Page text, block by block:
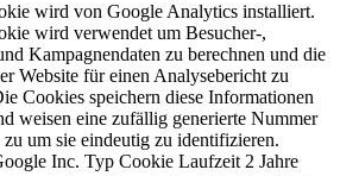
wird von Google Analytics installiert.
wird verwendet um Besucher-,
Kampagnendaten zu berechnen und die
Website für einen Analysebericht zu
Cookies speichern diese Informationen
weisen eine zufällig generierte Nummer
zu um sie eindeutig zu identifizieren.
Inc. Typ Cookie Laufzeit 2 Jahre